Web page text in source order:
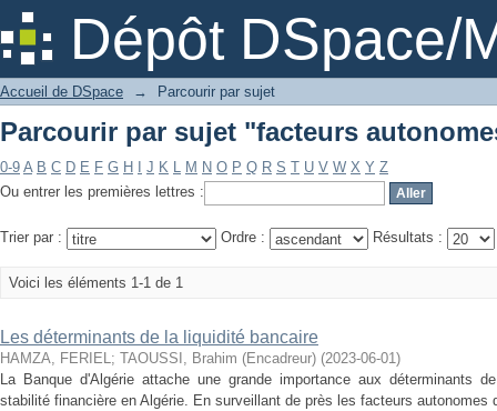
Dépôt DSpace/
Parcourir par sujet "facteurs
Accueil de DSpace → Parcourir par sujet
Parcourir par sujet "facteurs
0-9 A B C D E F G H J K L M N O P Q R S T U V W X Y Z
Ou entrer les premières lettres :
Trier par : Ordre : Résultats :
Voici les éléments 1-1 de 1
Les déterminants de la liquidité bancaire
HAMZA, FERIEL; TAOUSSI, Brahim (Encadreur) (2023-06-01)
La Banque d'Algérie attache une grande importance aux déterminants
stabilité financière en Algérie. En surveillant de près les facteurs